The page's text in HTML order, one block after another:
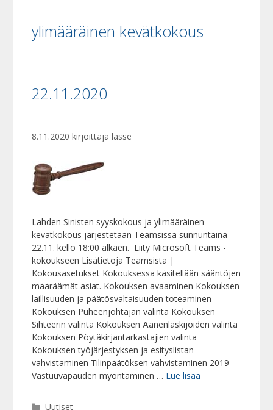
ylimääräinen kevätkokous
22.11.2020
8.11.2020 kirjoittajalasse
Lahden Sinisten syyskokous ja ylimääräinen
kevätkokous järjestetään Teamsissä sunnuntaina
22.11. kello 18:00 alkaen. Liity Microsoft Teams -
kokoukseen Lisätietoja Teamsista |
Kokousasetukset Kokouksessa käsitellään sääntöjen
määräämät asiat. Kokouksen avaaminen Kokouksen
laillisuuden ja päätösvaltaisuuden toteaminen
Kokouksen Puheenjohtajan valinta Kokouksen
Sihteerin valinta Kokouksen Äänenlaskijoiden valinta
Kokouksen Pöytäkirjantarkastajien valinta
Kokouksen työjärjestyksen ja esityslistan
vahvistaminen Tilinpäätöksen vahvistaminen 2019
Vastuuvapauden myöntäminen … Lue lisää
Kategoriat
Uutiset